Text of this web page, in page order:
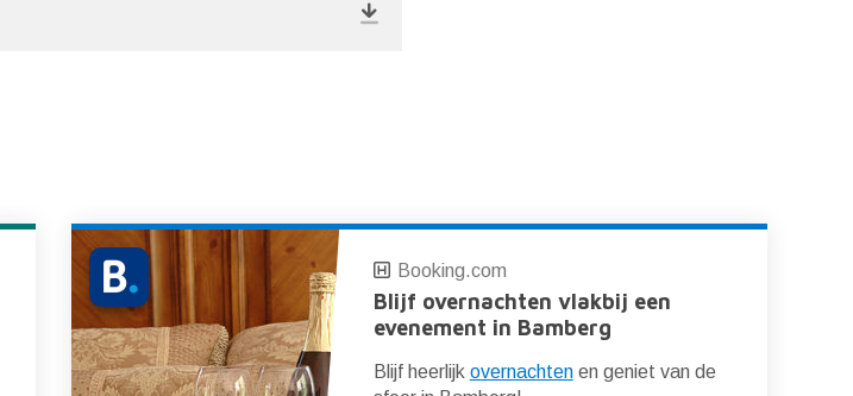
Booking.com
Blijf overnachten vlakbij een
evenement in Bamberg
Blijf heerlijk overnachtenen geniet van de